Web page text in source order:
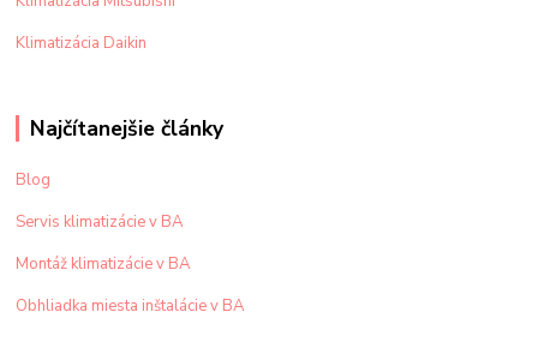
Klimatizácia Daikin
Najčítanejšie články
Blog
Servis klimatizácie v BA
Montáž klimatizácie v BA
Obhliadka miesta inštalácie v BA